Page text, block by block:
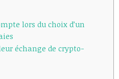
lors du choix d’un
échange de crypto-